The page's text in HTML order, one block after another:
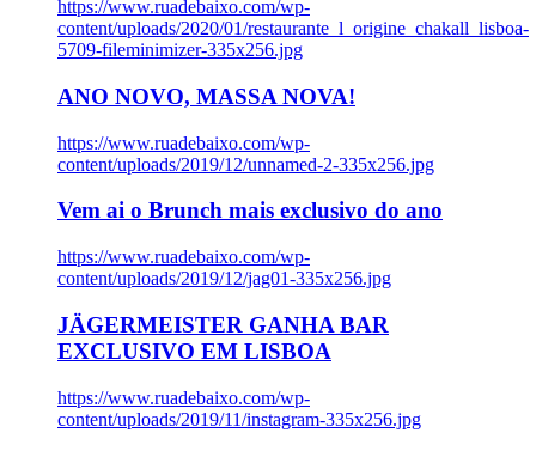
https://www.ruadebaixo.com/wp-
content/uploads/2020/01/restaurante_l_origine_chakall_lisboa-
5709-fileminimizer-335x256.jpg
ANO NOVO, MASSA NOVA!
https://www.ruadebaixo.com/wp-
content/uploads/2019/12/unnamed-2-335x256.jpg
Vem ai o Brunch mais exclusivo do ano
https://www.ruadebaixo.com/wp-
content/uploads/2019/12/jag01-335x256.jpg
JÄGERMEISTER GANHA BAR
EXCLUSIVO EM LISBOA
https://www.ruadebaixo.com/wp-
content/uploads/2019/11/instagram-335x256.jpg